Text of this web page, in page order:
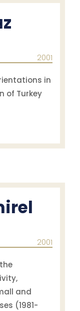
2001
in
of Turkey
2001
and
(1981-